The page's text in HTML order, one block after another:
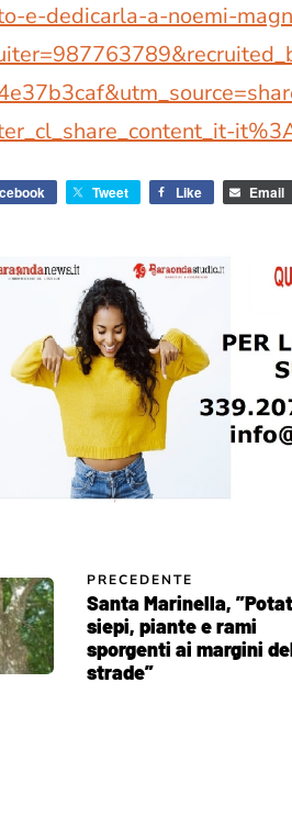
e-dedicarla-a-noemi-
Tweet Like Email
PRECEDENTE
Santa Marinella,
siepi, piante e rami
sporgenti ai margini
strade”